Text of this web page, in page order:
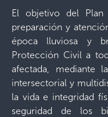
El objetivo del Plan
preparación y
época lluviosa y
Protección Civil a
afectada, mediante
intersectorial y
la vida e integridad
seguridad de los